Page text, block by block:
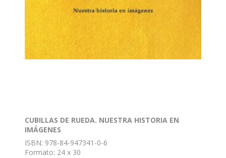
CUBILLAS DE RUEDA. NUESTRA HISTORIA EN
IMÁGENES
ISBN: 978-84-947341-0-6
Formato: 24 x 30